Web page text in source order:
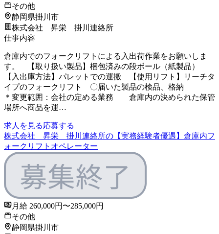
その他
静岡県掛川市
株式会社 昇栄 掛川連絡所
仕事内容
倉庫内でのフォークリフトによる入出荷作業をお願いしま
す。 【取り扱い製品】梱包済みの段ボール（紙製品）
【入出庫方法】パレットでの運搬 【使用リフト】リーチタ
イプのフォークリフト 〇届いた製品の検品、格納
＊変更範囲：会社の定める業務 倉庫内の決められた保管
場所へ商品を運…
求人を見る応募する
株式会社 昇栄 掛川連絡所の【実務経験者優遇】倉庫内フ
ォークリフトオペレーター
月給 260,000円〜285,000円
その他
静岡県掛川市